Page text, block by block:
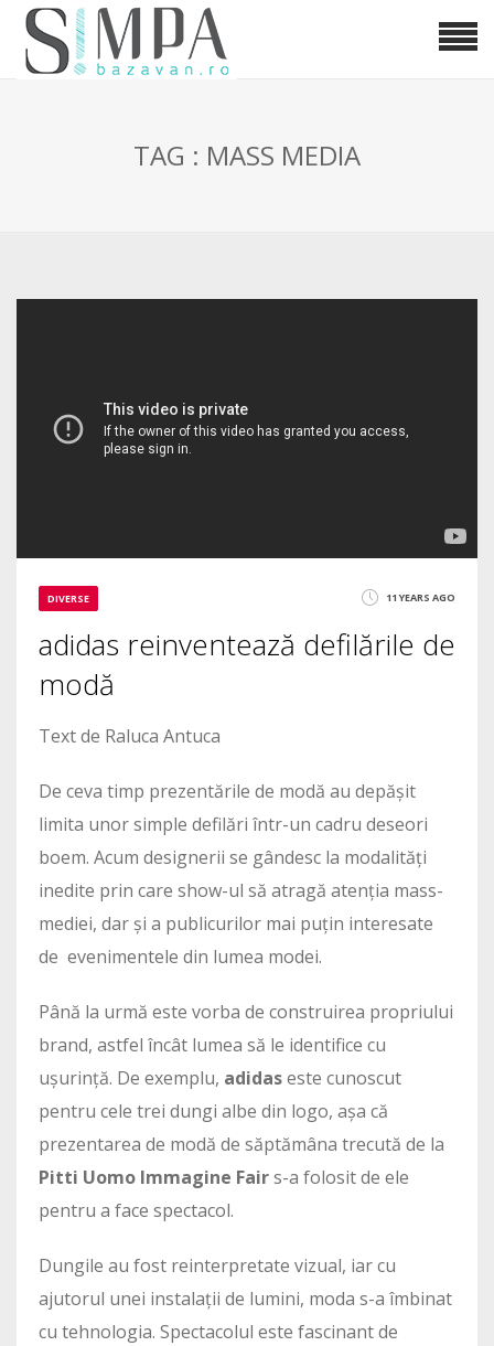
TAG : MASS MEDIA
DIVERSE 11 YEARS AGO
adidas reinventează defilările de
modă
Text de Raluca Antuca
De ceva timp prezentările de modă au depășit
limita unor simple defilări într-un cadru deseori
boem. Acum designerii se gândesc la modalități
inedite prin care show-ul să atragă atenția mass-
mediei, dar și a publicurilor mai puțin interesate
de evenimentele din lumea modei.
Până la urmă este vorba de construirea propriului
brand, astfel încât lumea să le identifice cu
ușurință. De exemplu, adidaseste cunoscut
pentru cele trei dungi albe din logo, așa că
prezentarea de modă de săptămâna trecută de la
Pitti Uomo Immagine Fairs-a folosit de ele
pentru a face spectacol.
Dungile au fost reinterpretate vizual, iar cu
ajutorul unei instalații de lumini, moda s-a îmbinat
cu tehnologia. Spectacolul este fascinant de